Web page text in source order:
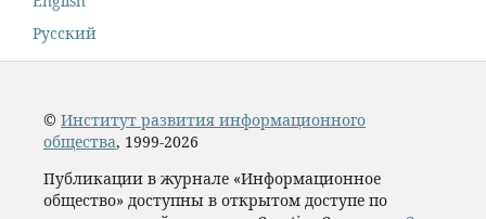
Русский
© Институт развития информационного
общества, 1999-2026
Публикации в журнале «Информационное
общество» доступны в открытом доступе по